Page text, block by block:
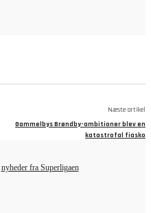
Næste artikel
Gammelbys Brøndby-ambitioner blev en
katastrofal fiasko
nyheder fra Superligaen